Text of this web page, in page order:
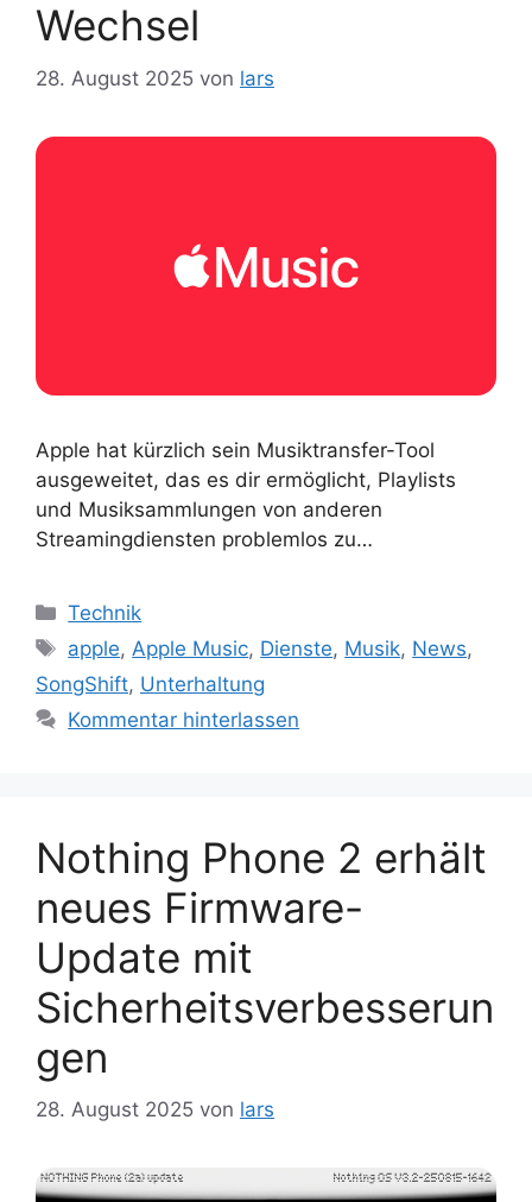
Wechsel
28. August 2025 von lars
Apple hat kürzlich sein Musiktransfer-Tool
ausgeweitet, das es dir ermöglicht, Playlists
und Musiksammlungen von anderen
Streamingdiensten problemlos zu…
Kategorien
Technik
Schlagwörter
apple, Apple Music, Dienste, Musik, News,
SongShift, Unterhaltung
Kommentar hinterlassen
Nothing Phone 2 erhält
neues Firmware-
Update mit
Sicherheitsverbesserun
gen
28. August 2025 von lars